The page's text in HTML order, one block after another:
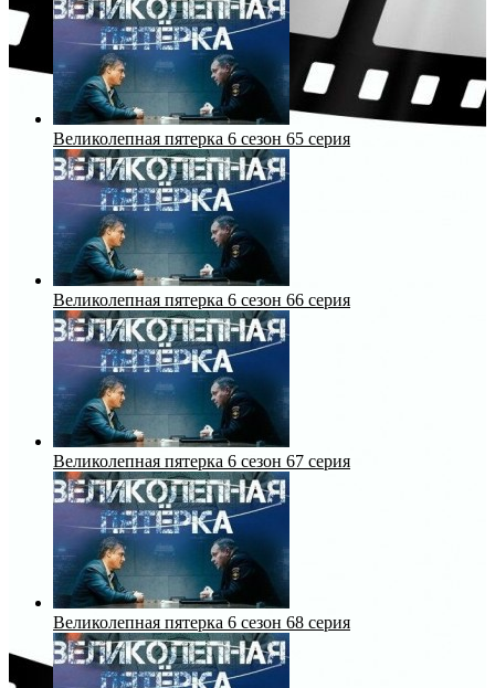
Великолепная пятерка 6 сезон 65 серия
Великолепная пятерка 6 сезон 66 серия
Великолепная пятерка 6 сезон 67 серия
Великолепная пятерка 6 сезон 68 серия